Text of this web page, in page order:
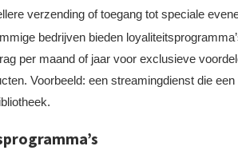
verzending of toegang tot speciale
bedrijven bieden
per maand of jaar voor exclusieve
Voorbeeld: een streamingdienst die